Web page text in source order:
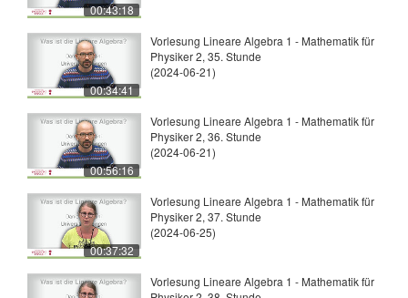
00:43:18
00:34:41
Vorlesung Lineare Algebra 1 - Mathematik für
Physiker 2, 35. Stunde
(2024-06-21)
00:56:16
Vorlesung Lineare Algebra 1 - Mathematik für
Physiker 2, 36. Stunde
(2024-06-21)
00:37:32
Vorlesung Lineare Algebra 1 - Mathematik für
Physiker 2, 37. Stunde
(2024-06-25)
Vorlesung Lineare Algebra 1 - Mathematik für